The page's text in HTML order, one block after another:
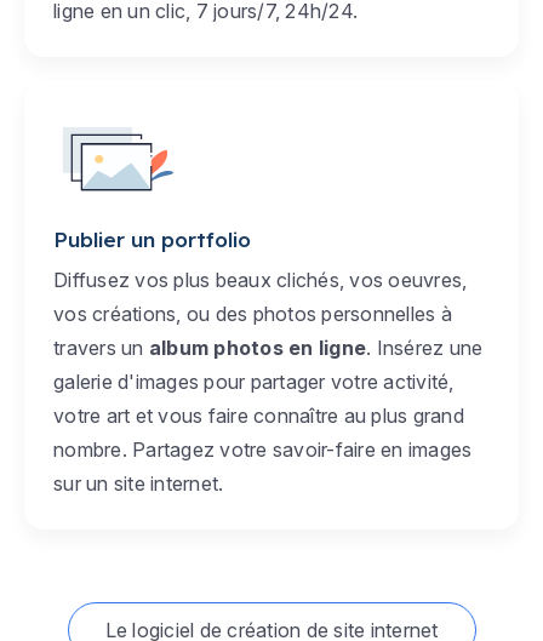
ligne en un clic, 7 jours/7, 24h/24.
Publier un portfolio
Diffusez vos plus beaux clichés, vos oeuvres,
vos créations, ou des photos personnelles à
travers un album photos en ligne. Insérez une
galerie d'images pour partager votre activité,
votre art et vous faire connaître au plus grand
nombre. Partagez votre savoir-faire en images
sur un site internet.
Le logiciel de création de site internet